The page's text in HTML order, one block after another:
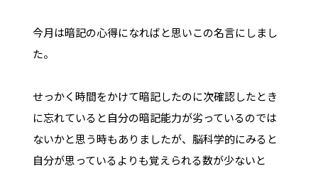
今月は暗記の心得になればと思いこの名言にしまし
た。
せっかく時間をかけて暗記したのに次確認したとき
に忘れていると自分の暗記能力が劣っているのでは
ないかと思う時もありましたが、脳科学的にみると
自分が思っているよりも覚えられる数が少ないと